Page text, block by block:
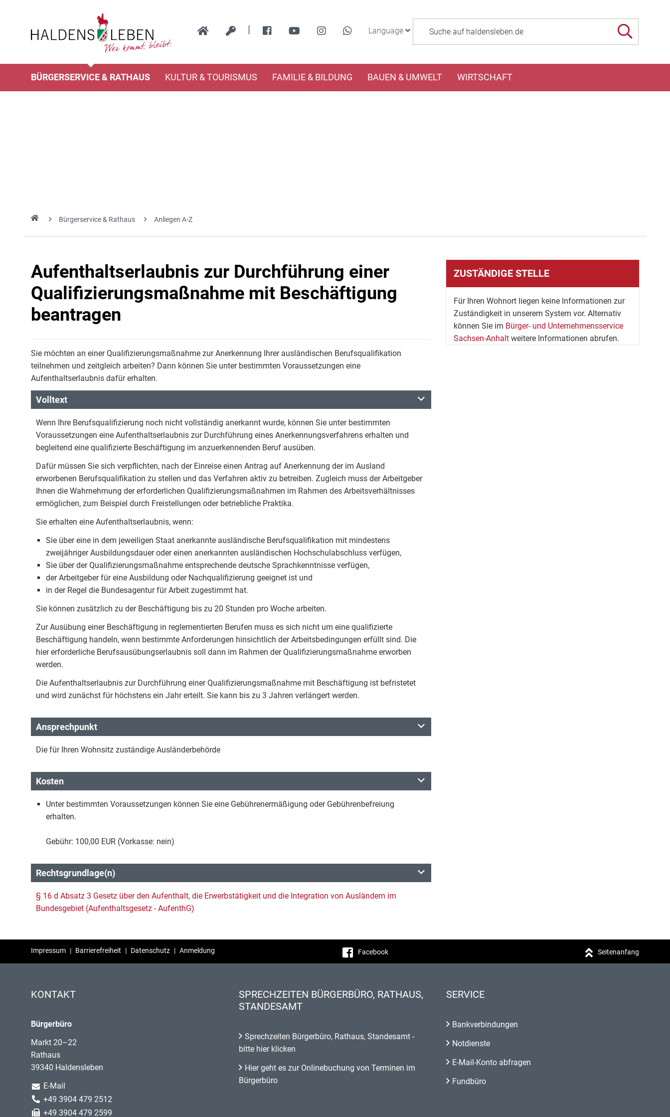
| Language
BÜRGERSERVICE & RATHAUS KULTUR & TOURISMUS FAMILIE & BILDUNG BAUEN & UMWELT WIRTSCHAFT
Bürgerservice & Rathaus Anliegen A-Z
Aufenthaltserlaubnis zur Durchführung einer
Qualifizierungsmaßnahme mit Beschäftigung
beantragen
Sie möchten an einer Qualifizierungsmaßnahme zur Anerkennung Ihrer ausländischen Berufsqualifikation
teilnehmen und zeitgleich arbeiten? Dann können Sie unter bestimmten Voraussetzungen eine
Aufenthaltserlaubnis dafür erhalten.
Volltext
Wenn Ihre Berufsqualifizierung noch nicht vollständig anerkannt wurde, können Sie unter bestimmten
Voraussetzungen eine Aufenthaltserlaubnis zur Durchführung eines Anerkennungsverfahrens erhalten und
begleitend eine qualifizierte Beschäftigung im anzuerkennenden Beruf ausüben.
Dafür müssen Sie sich verpflichten, nach der Einreise einen Antrag auf Anerkennung der im Ausland
erworbenen Berufsqualifikation zu stellen und das Verfahren aktiv zu betreiben. Zugleich muss der Arbeitgeber
Ihnen die Wahrnehmung der erforderlichen Qualifizierungsmaßnahmen im Rahmen des Arbeitsverhältnisses
ermöglichen, zum Beispiel durch Freistellungen oder betriebliche Praktika.
Sie erhalten eine Aufenthaltserlaubnis, wenn:
Sie über eine in dem jeweiligen Staat anerkannte ausländische Berufsqualifikation mit mindestens
zweijähriger Ausbildungsdauer oder einen anerkannten ausländischen Hochschulabschluss verfügen,
Sie über der Qualifizierungsmaßnahme entsprechende deutsche Sprachkenntnisse verfügen,
der Arbeitgeber für eine Ausbildung oder Nachqualifizierung geeignet ist und
in der Regel die Bundesagentur für Arbeit zugestimmt hat.
Sie können zusätzlich zu der Beschäftigung bis zu 20 Stunden pro Woche arbeiten.
Zur Ausübung einer Beschäftigung in reglementierten Berufen muss es sich nicht um eine qualifizierte
Beschäftigung handeln, wenn bestimmte Anforderungen hinsichtlich der Arbeitsbedingungen erfüllt sind. Die
hier erforderliche Berufsausübungserlaubnis soll dann im Rahmen der Qualifizierungsmaßnahme erworben
werden.
Die Aufenthaltserlaubnis zur Durchführung einer Qualifizierungsmaßnahme mit Beschäftigung ist befristetet
und wird zunächst für höchstens ein Jahr erteilt. Sie kann bis zu 3 Jahren verlängert werden.
Ansprechpunkt
Die für Ihren Wohnsitz zuständige Ausländerbehörde
Kosten
Unter bestimmten Voraussetzungen können Sie eine Gebührenermäßigung oder Gebührenbefreiung
erhalten.
Gebühr: 100,00 EUR (Vorkasse: nein)
Rechtsgrundlage(n)
§ 16 d Absatz 3 Gesetz über den Aufenthalt, die Erwerbstätigkeit und die Integration von Ausländern im
Bundesgebiet (Aufenthaltsgesetz - AufenthG)
ZUSTÄNDIGE STELLE
Für Ihren Wohnort liegen keine Informationen zur
Zuständigkeit in unserem System vor. Alternativ
können Sie im Bürger- und Unternehmensservice
Sachsen-Anhalt weitere Informationen abrufen.
Impressum | Barrierefreiheit | Datenschutz | Anmeldung Facebook Seitenanfang
KONTAKT
Bürgerbüro
Markt 20–22
Rathaus
39340 Haldensleben
E-Mail
+49 3904 479 2512
+49 3904 479 2599
SPRECHZEITEN BÜRGERBÜRO, RATHAUS,
STANDESAMT
Sprechzeiten Bürgerbüro, Rathaus, Standesamt -
bitte hier klicken
Hier geht es zur Onlinebuchung von Terminen im
Bürgerbüro
SERVICE
Bankverbindungen
Notdienste
E-Mail-Konto abfragen
Fundbüro